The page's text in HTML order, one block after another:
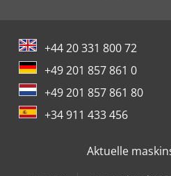
+44 20 331 800 72
+49 201 857 861 0
+49 201 857 861 80
+34 911 433 456
Aktuelle